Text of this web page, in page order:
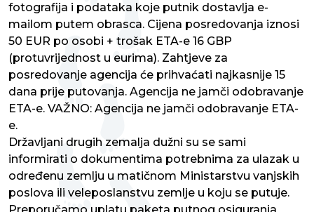
fotografija i podataka koje putnik dostavlja e-
mailom putem obrasca. Cijena posredovanja iznosi
50 EUR po osobi + trošak ETA-e 16 GBP
(protuvrijednost u eurima). Zahtjeve za
posredovanje agencija će prihvaćati najkasnije 15
dana prije putovanja. Agencija ne jamči odobravanje
ETA-e. VAŽNO: Agencija ne jamči odobravanje ETA-
e.
Državljani drugih zemalja dužni su se sami
informirati o dokumentima potrebnima za ulazak u
određenu zemlju u matičnom Ministarstvu vanjskih
poslova ili veleposlanstvu zemlje u koju se putuje.